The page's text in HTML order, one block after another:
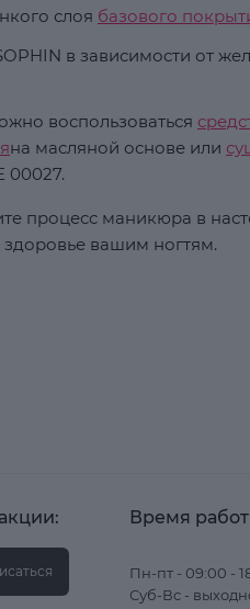
слоя базового
в зависимости от
воспользоваться
на масляной основе или
00027.
процесс маникюра в
здоровье вашим ногтям.
Время
Пн-пт - 09:00 -
Суб-Вс -